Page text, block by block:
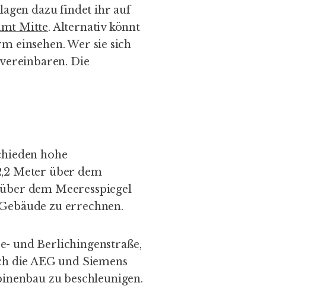
dazu findet ihr auf
Mitte. Alternativ könnt
einsehen. Wer sie sich
Die
hohe
Meter über dem
dem Meeresspiegel
zu errechnen.
und Berlichingenstraße,
die AEG und Siemens
zu beschleunigen.